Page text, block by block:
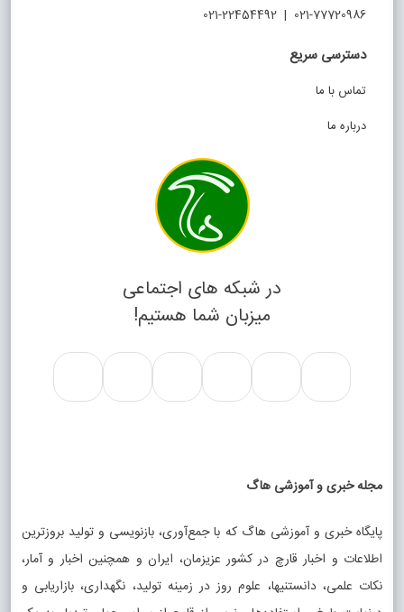
021-77720986 | 021-22454492
دسترسی سریع
تماس با ما
درباره ما
در شبکه های اجتماعی
میزبان شما هستیم!
مجله خبری و آموزشی هاگ
پایگاه خبری و آموزشی هاگ که با جمع‌آوری، بازنویسی و تولید بروزترین
اطلاعات و اخبار قارچ در کشور عزیزمان، ایران و همچنین اخبار و آمار،
نکات علمی، دانستنیها، علوم روز در زمینه تولید، نگهداری، بازاریابی و